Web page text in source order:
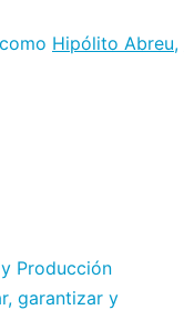
Hipólito Abreu,
Producción
garantizar y